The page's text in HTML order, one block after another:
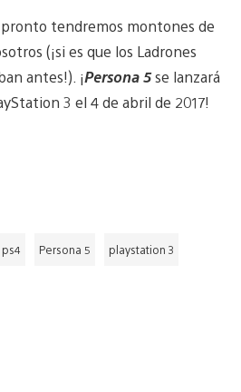
tendremos montones de
(¡si es que los Ladrones
antes!). ¡Persona 5se lanzará
3 el 4 de abril de 2017!
Persona 5 playstation 3